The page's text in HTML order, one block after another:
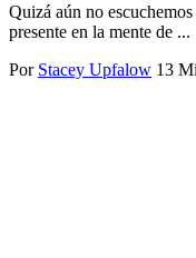
Quizá aún no
presente en la mente de ...
Por Stacey Upfalow 13